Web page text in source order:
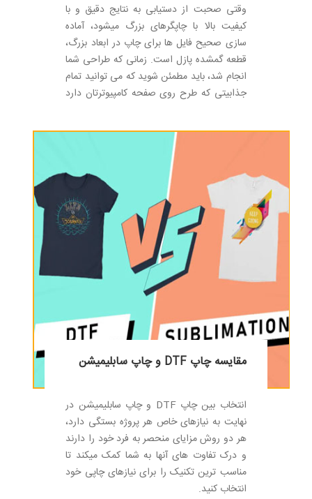
وقتی صحبت از دستیابی به نتایج دقیق و با
کیفیت بالا با چاپگرهای بزرگ میشود، آماده
سازی صحیح فایل ها برای چاپ در ابعاد بزرگ،
قطعه گمشده پازل است. زمانی که طراحی شما
انجام شد، باید مطمئن شوید که می توانید تمام
جذابیتی که طرح روی صفحه کامپیوترتان دارد
مقایسه چاپ DTF و چاپ سابلیمیشن
انتخاب بین چاپ DTF و چاپ سابلیمیشن در
نهایت به نیازهای خاص هر پروژه بستگی دارد،
هر دو روش مزایای منحصر به فرد خود را دارند
و درک تفاوت های آنها به شما کمک میکند تا
مناسب ترین تکنیک را برای نیازهای چاپی خود
انتخاب کنید.